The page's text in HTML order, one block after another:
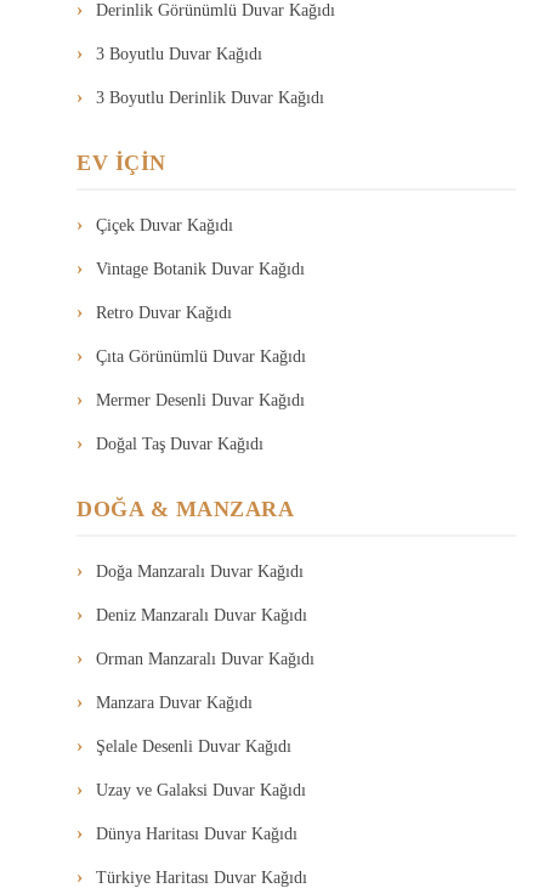
Derinlik Görünümlü Duvar Kağıdı
3 Boyutlu Duvar Kağıdı
3 Boyutlu Derinlik Duvar Kağıdı
EV İÇİN
Çiçek Duvar Kağıdı
Vintage Botanik Duvar Kağıdı
Retro Duvar Kağıdı
Çıta Görünümlü Duvar Kağıdı
Mermer Desenli Duvar Kağıdı
Doğal Taş Duvar Kağıdı
DOĞA & MANZARA
Doğa Manzaralı Duvar Kağıdı
Deniz Manzaralı Duvar Kağıdı
Orman Manzaralı Duvar Kağıdı
Manzara Duvar Kağıdı
Şelale Desenli Duvar Kağıdı
Uzay ve Galaksi Duvar Kağıdı
Dünya Haritası Duvar Kağıdı
Türkiye Haritası Duvar Kağıdı